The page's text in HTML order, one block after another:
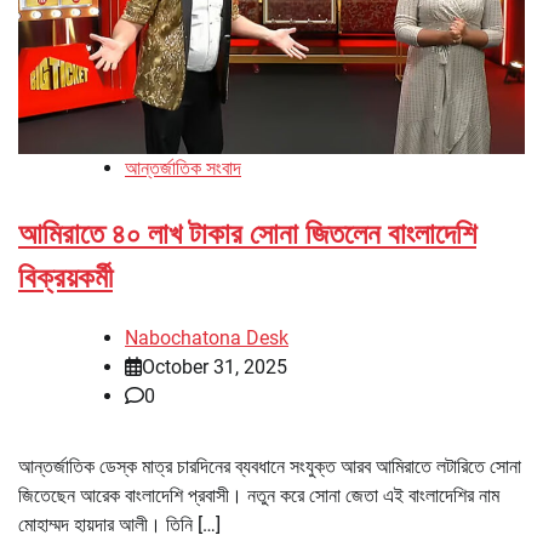
আন্তর্জাতিক সংবাদ
আমিরাতে ৪০ লাখ টাকার সোনা জিতলেন বাংলাদেশি
বিক্রয়কর্মী
Nabochatona Desk
October 31, 2025
0
আন্তর্জাতিক ডেস্ক মাত্র চারদিনের ব্যবধানে সংযুক্ত আরব আমিরাতে লটারিতে সোনা
জিতেছেন আরেক বাংলাদেশি প্রবাসী। নতুন করে সোনা জেতা এই বাংলাদেশির নাম
মোহাম্মদ হায়দার আলী। তিনি […]